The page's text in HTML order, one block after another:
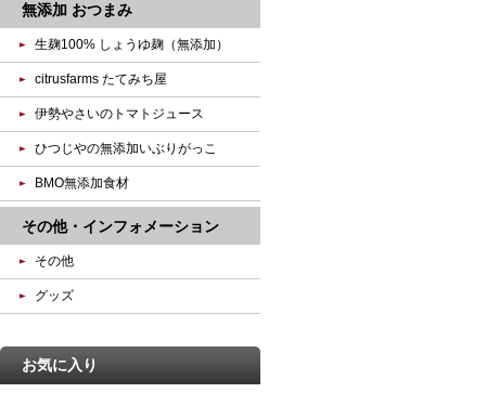
無添加 おつまみ
生麹100% しょうゆ麹（無添加）
citrusfarms たてみち屋
伊勢やさいのトマトジュース
ひつじやの無添加いぶりがっこ
BMO無添加食材
その他・インフォメーション
その他
グッズ
お気に入り